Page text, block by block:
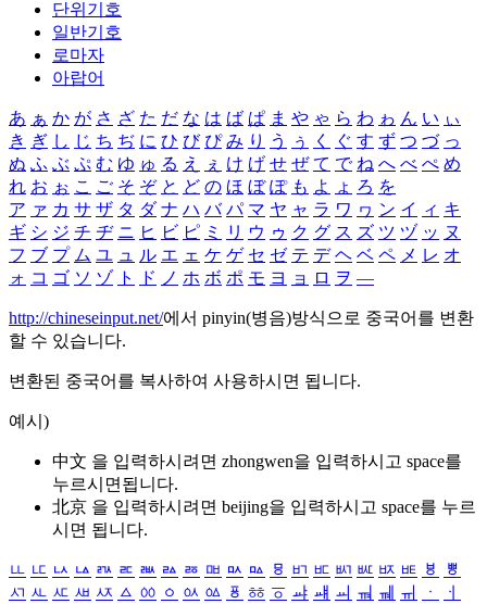
단위기호
일반기호
로마자
아랍어
あ ぁ か が さ ざ た だ な は ば ぱ ま や ゃ ら わ ゎ ん い ぃ
き ぎ し じ ち ぢ に ひ び ぴ み り う ぅ く ぐ す ず つ づ っ
ぬ ふ ぶ ぷ む ゆ ゅ る え ぇ け げ せ ぜ て で ね へ べ ぺ め
れ お ぉ こ ご そ ぞ と ど の ほ ぼ ぽ も よ ょ ろ を
ア ァ カ サ ザ タ ダ ナ ハ バ パ マ ヤ ャ ラ ワ ヮ ン イ ィ キ
ギ シ ジ チ ヂ ニ ヒ ビ ピ ミ リ ウ ゥ ク グ ス ズ ツ ヅ ッ ヌ
フ ブ プ ム ユ ュ ル エ ェ ケ ゲ セ ゼ テ デ ヘ ベ ペ メ レ オ
ォ コ ゴ ソ ゾ ト ド ノ ホ ボ ポ モ ヨ ョ ロ ヲ ―
http://chineseinput.net/에서 pinyin(병음)방식으로 중국어를 변환
할 수 있습니다.
변환된 중국어를 복사하여 사용하시면 됩니다.
예시)
中文 을 입력하시려면 zhongwen을 입력하시고 space를
누르시면됩니다.
北京 을 입력하시려면 beijing을 입력하시고 space를 누르
시면 됩니다.
ㅥ ㅦ ㅧ ㅨ ㅩ ㅪ ㅫ ㅬ ㅭ ㅮ ㅯ ㅰ ㅱ ㅲ ㅳ ㅴ ㅵ ㅶ ㅷ ㅸ
ㅹ
ㅺ ㅻ ㅼ ㅽ ㅾ ㅿ ㆀ ㆁ ㆂ ㆃ ㆄ ㆅ ㆆ ㆇ ㆈ ㆉ ㆊ ㆋ ㆌ ㆍ
ㆎ